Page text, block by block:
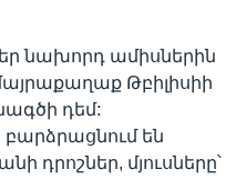
նախորդ ամիսներին
Թբիլիսիի
դեմ:
են
դրոշներ, մյուսները՝